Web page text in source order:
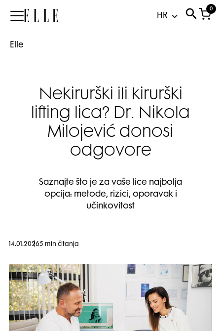
Elle
0
Elle
Nekirurški ili kirurški
lifting lica? Dr. Nikola
Milojević donosi
odgovore
Saznajte što je za vaše lice najbolja
opcija: metode, rizici, oporavak i
učinkovitost
14.01.20265 min čitanja